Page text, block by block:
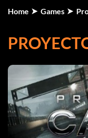
Home Games